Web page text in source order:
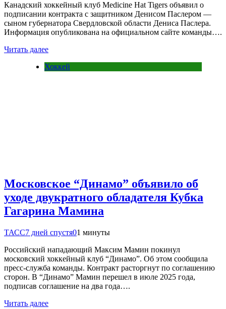
Канадский хоккейный клуб Medicine Hat Tigers объявил о
подписании контракта с защитником Денисом Паслером —
сыном губернатора Свердловской области Дениса Паслера.
Информация опубликована на официальном сайте команды….
Читать далее
Хоккей
Московское “Динамо” объявило об
уходе двукратного обладателя Кубка
Гагарина Мамина
ТАСС7 дней спустя01 минуты
Российский нападающий Максим Мамин покинул
московский хоккейный клуб “Динамо”. Об этом сообщила
пресс-служба команды. Контракт расторгнут по соглашению
сторон. В “Динамо” Мамин перешел в июле 2025 года,
подписав соглашение на два года….
Читать далее